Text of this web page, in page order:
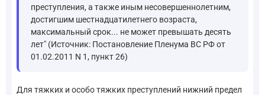
преступления, а также иным несовершеннолетним,
достигшим шестнадцатилетнего возраста,
максимальный срок... не может превышать десять
лет" (Источник: Постановление Пленума ВС РФ от
01.02.2011 N 1, пункт 26)
Для тяжких и особо тяжких преступлений нижний предел